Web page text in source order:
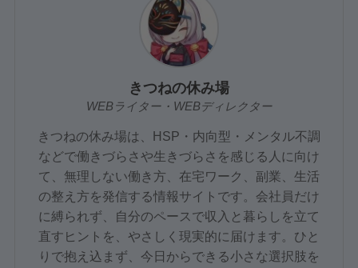
きつねの休み場
WEBライター・WEBディレクター
きつねの休み場は、HSP・内向型・メンタル不調
などで働きづらさや生きづらさを感じる人に向け
て、無理しない働き方、在宅ワーク、副業、生活
の整え方を発信する情報サイトです。会社員だけ
に縛られず、自分のペースで収入と暮らしを立て
直すヒントを、やさしく現実的に届けます。ひと
りで抱え込まず、今日からできる小さな選択肢を